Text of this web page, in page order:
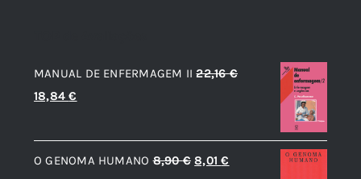
MANUAL DE ENFERMAGEM II 22,16€
O
original
era:
18,84€
atual
é:
O GENOMA HUMANO 8,90€ O
8,01€